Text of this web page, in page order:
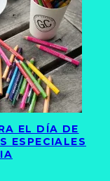
EL DÍA DE
ESPECIALES